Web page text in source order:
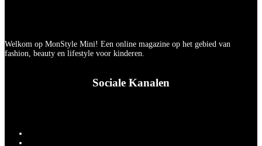
Welkom op MonStyle Mini! Een online magazine op het gebied van
fashion, beauty en lifestyle voor kinderen.
Sociale Kanalen